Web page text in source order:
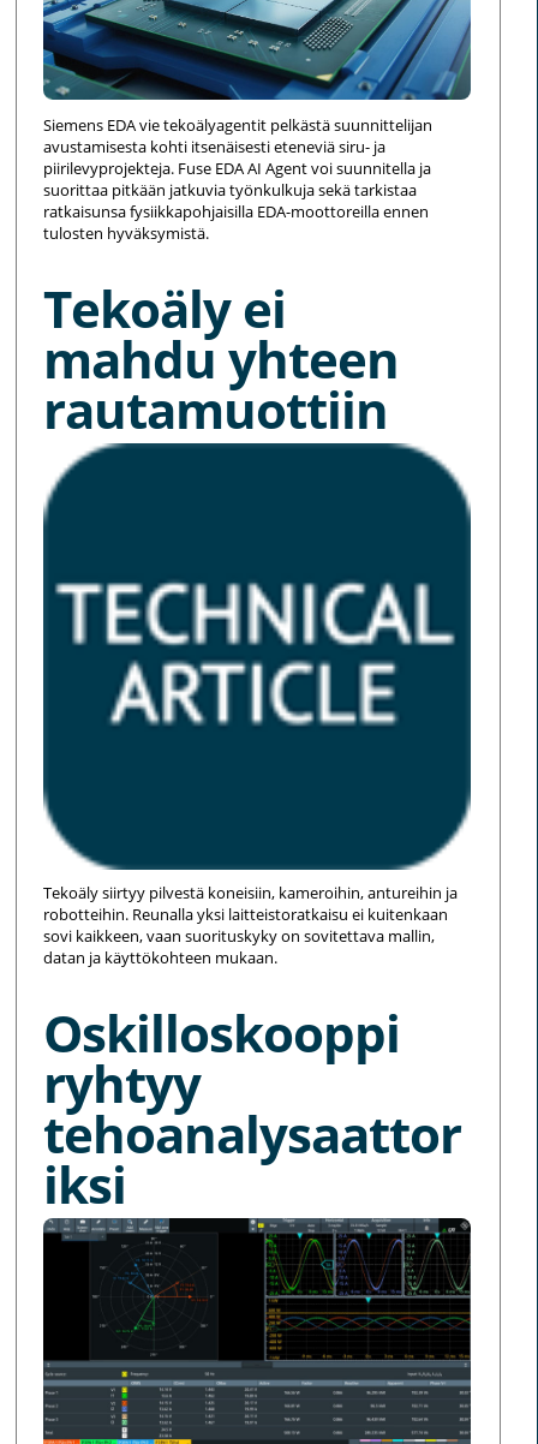
Siemens EDA vie tekoälyagentit pelkästä suunnittelijan
avustamisesta kohti itsenäisesti eteneviä siru- ja
piirilevyprojekteja. Fuse EDA AI Agent voi suunnitella ja
suorittaa pitkään jatkuvia työnkulkuja sekä tarkistaa
ratkaisunsa fysiikkapohjaisilla EDA-moottoreilla ennen
tulosten hyväksymistä.
Tekoäly ei
mahdu yhteen
rautamuottiin
Tekoäly siirtyy pilvestä koneisiin, kameroihin, antureihin ja
robotteihin. Reunalla yksi laitteistoratkaisu ei kuitenkaan
sovi kaikkeen, vaan suorituskyky on sovitettava mallin,
datan ja käyttökohteen mukaan.
Oskilloskooppi
ryhtyy
tehoanalysaattor
iksi